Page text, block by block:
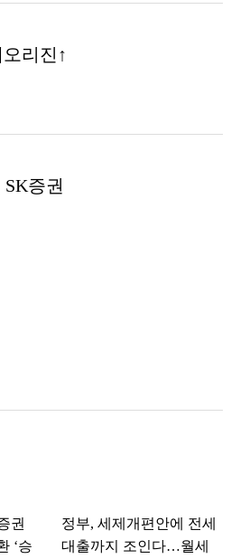
리진↑
증권
권
‘승
정부, 세제개편안에 전세
대출까지 조인다…월세